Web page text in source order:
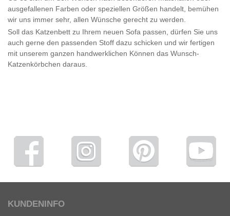
ausgefallenen Farben oder speziellen Größen handelt, bemühen
wir uns immer sehr, allen Wünsche gerecht zu werden.
Soll das Katzenbett zu Ihrem neuen Sofa passen, dürfen Sie uns
auch gerne den passenden Stoff dazu schicken und wir fertigen
mit unserem ganzen handwerklichen Können das Wunsch-
Katzenkörbchen daraus.
KUNDENINFO